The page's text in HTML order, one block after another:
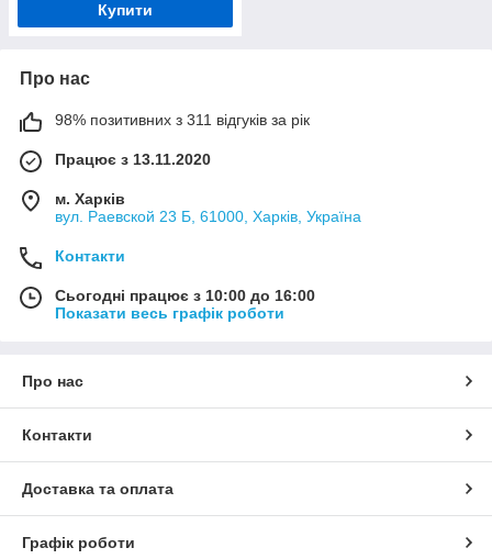
Купити
Про нас
98% позитивних з 311 відгуків за рік
Працює з 13.11.2020
м. Харків
вул. Раевской 23 Б, 61000, Харків, Україна
Контакти
Сьогодні працює з 10:00 до 16:00
Показати весь графік роботи
Про нас
Контакти
Доставка та оплата
Графік роботи